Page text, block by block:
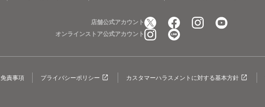
店舗公式アカウント
オンラインストア公式アカウント
免責事項 プライバシーポリシー カスタマーハラスメントに対する基本方針